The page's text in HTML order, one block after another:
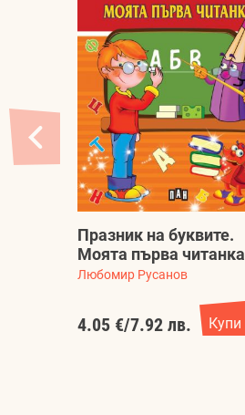
Празник на буквите.
Моята първа читанка
Любомир Русанов
4.05 €/7.92 лв. Купи